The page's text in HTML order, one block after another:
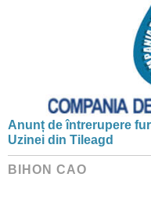
Anunț de întrerupere
Uzinei din Tileagd
BIHON CAO